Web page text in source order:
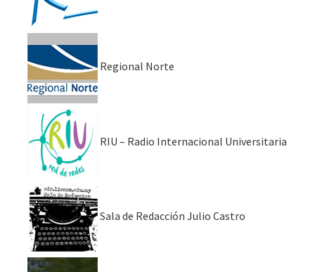
Regional Norte
RIU – Radio Internacional Universitaria
Sala de Redacción Julio Castro